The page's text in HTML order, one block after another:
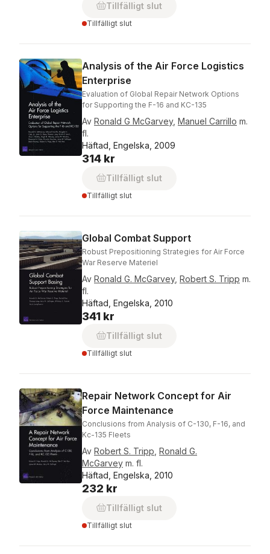
Tillfälligt slut
Tillfälligt slut
Analysis of the Air Force Logistics
Enterprise
Evaluation of Global Repair Network Options
for Supporting the F-16 and KC-135
Av Ronald G McGarvey, Manuel Carrillo m.
fl.
Häftad, Engelska, 2009
314 kr
Tillfälligt slut
Tillfälligt slut
Global Combat Support
Robust Prepositioning Strategies for Air Force
War Reserve Materiel
Av Ronald G. McGarvey, Robert S. Tripp m.
fl.
Häftad, Engelska, 2010
341 kr
Tillfälligt slut
Tillfälligt slut
Repair Network Concept for Air
Force Maintenance
Conclusions from Analysis of C-130, F-16, and
Kc-135 Fleets
Av Robert S. Tripp Ronald G.
McGarvey m. fl.
Häftad, Engelska, 2010
232 kr
Tillfälligt slut
Tillfälligt slut